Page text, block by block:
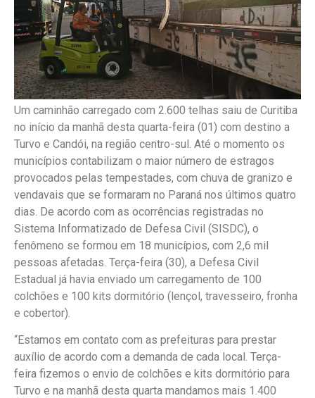
Um caminhão carregado com 2.600 telhas saiu de Curitiba
no início da manhã desta quarta-feira (01) com destino a
Turvo e Candói, na região centro-sul. Até o momento os
municípios contabilizam o maior número de estragos
provocados pelas tempestades, com chuva de granizo e
vendavais que se formaram no Paraná nos últimos quatro
dias. De acordo com as ocorrências registradas no
Sistema Informatizado de Defesa Civil (SISDC), o
fenômeno se formou em 18 municípios, com 2,6 mil
pessoas afetadas. Terça-feira (30), a Defesa Civil
Estadual já havia enviado um carregamento de 100
colchões e 100 kits dormitório (lençol, travesseiro, fronha
e cobertor).
“Estamos em contato com as prefeituras para prestar
auxílio de acordo com a demanda de cada local. Terça-
feira fizemos o envio de colchões e kits dormitório para
Turvo e na manhã desta quarta mandamos mais 1.400